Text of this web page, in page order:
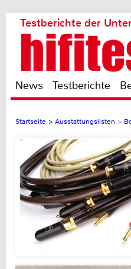
Testberichte der
News Testberichte
Startseite > Ausstattungslisten >